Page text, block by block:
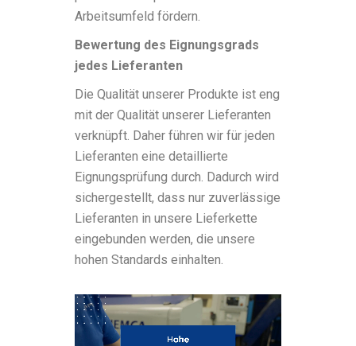
Arbeitsumfeld fördern.
Bewertung des Eignungsgrads
jedes Lieferanten
Die Qualität unserer Produkte ist eng
mit der Qualität unserer Lieferanten
verknüpft. Daher führen wir für jeden
Lieferanten eine detaillierte
Eignungsprüfung durch. Dadurch wird
sichergestellt, dass nur zuverlässige
Lieferanten in unsere Lieferkette
eingebunden werden, die unsere
hohen Standards einhalten.